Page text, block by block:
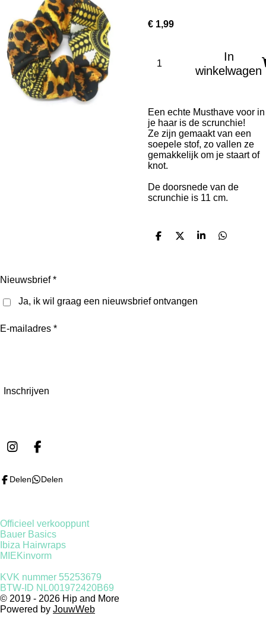
€ 1,99
In
winkelwagen
Een echte Musthave voor in
je haar is de scrunchie!
Ze zijn gemaakt van een
soepele stof, zo vallen ze
gemakkelijk om je staart of
knot.
De doorsnede van de
scrunchie is 11 cm.
D
D
S
D
Nieuwsbrief *
Ja, ik wil graag een nieuwsbrief ontvangen
E-mailadres *
Inschrijven
I
s
t
r
a
m
F
c
e
o
k
Delen Delen
Officieel verkooppunt
Bauer Basics
Ibiza Hairwraps
MIEKinvorm
KVK nummer 55253679
BTW-ID NL001972420B69
© 2019 - 2026 Hip and More
Powered by JouwWeb